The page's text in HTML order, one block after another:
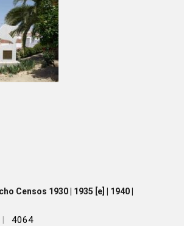
Censos 1930 | 1935 [e] | 1940 |
| 4064